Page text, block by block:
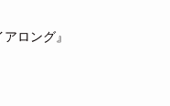
ロング』